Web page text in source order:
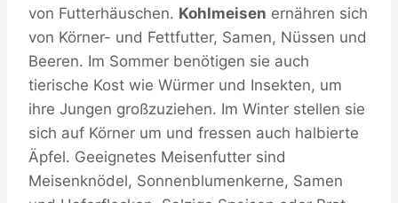
von Futterhäuschen. Kohlmeisen ernähren sich
von Körner- und Fettfutter, Samen, Nüssen und
Beeren. Im Sommer benötigen sie auch
tierische Kost wie Würmer und Insekten, um
ihre Jungen großzuziehen. Im Winter stellen sie
sich auf Körner um und fressen auch halbierte
Äpfel. Geeignetes Meisenfutter sind
Meisenknödel, Sonnenblumenkerne, Samen